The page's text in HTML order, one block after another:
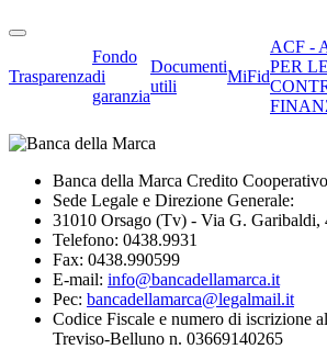
Trasparenza
Fondo
di
garanzia
Documenti
utili
MiFid
ACF -
PER LE
Banca della Marca Credito
Sede Legale e Direzione Generale:
31010 Orsago (Tv) - Via G. Garibaldi,
Telefono: 0438.9931
Fax: 0438.990599
E-mail: info@bancadellamarca.it
Pec: bancadellamarca@legalmail.it
Codice Fiscale e numero di iscrizione
Treviso-Belluno n. 03669140265